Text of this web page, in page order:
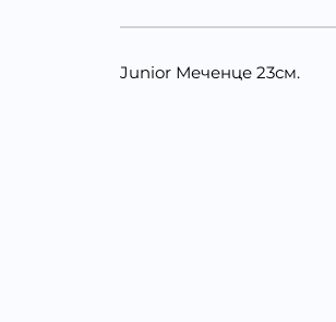
Junior Меченце 23см.